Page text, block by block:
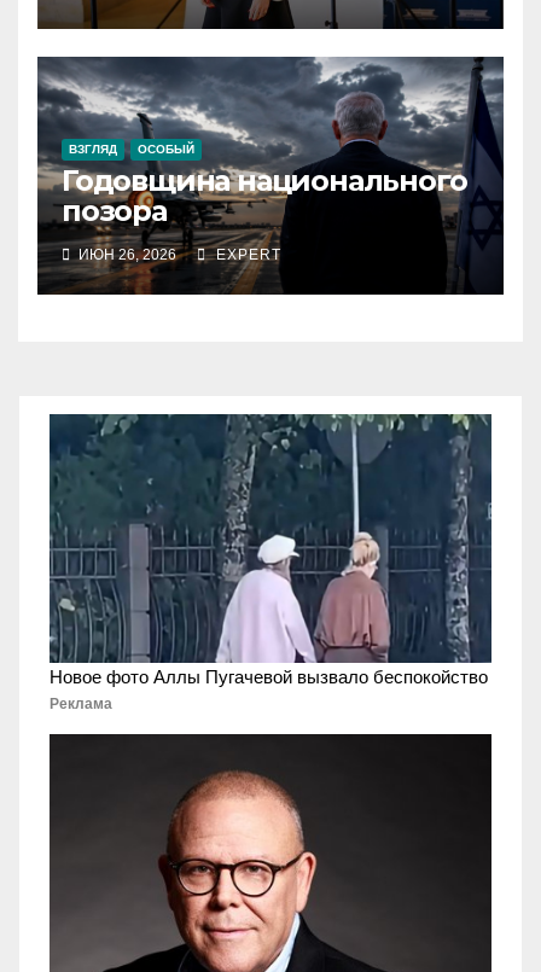
ВЗГЛЯД ОСОБЫЙ
Годовщина национального
позора
ИЮН 26, 2026 EXPERT
Новое фото Аллы Пугачевой вызвало беспокойство
Реклама